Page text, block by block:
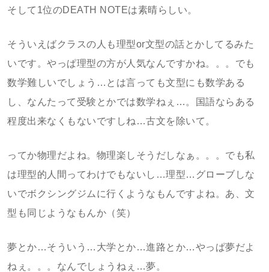
そして1位のDEATH NOTEは素晴らしい。
そういえばクラスの人も理型or文型の話とかしてるみた
いです。やっぱ理型の方が人気なんですかね。。。でも
数学難しいでしょう…とは言っても文型にも数学ある
し、なんたって受験とかでは数学ねぇ…。国語ならある
程度出来なくもないですしね…古文を除いて。
ってか物理だよね。物理楽しそうだしなぁ。。。でも私
は理型的人間ってわけでもないし…理型…グローブしな
いでボクシングジムに行くようなもんですよね。あ、文
型も同じようなもんか（笑）
夢とか…そういう…大学とか…進路とか…やっぱ夢だよ
ねぇ。。。なんでしょうねぇ…夢。